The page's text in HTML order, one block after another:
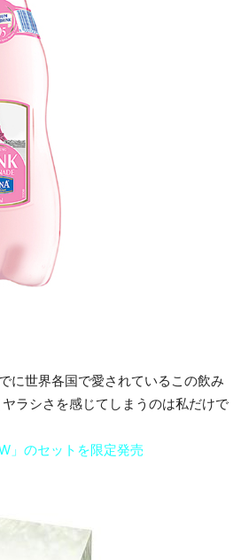
に世界各国で愛されているこの飲み
ラシさを感じてしまうのは私だけで
」のセットを限定発売